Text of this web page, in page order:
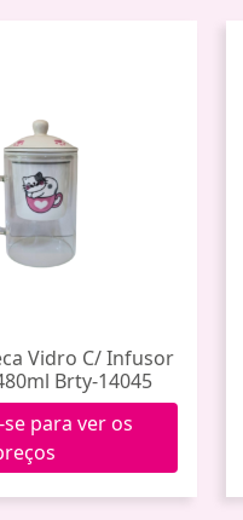
Vidro C/ Infusor
Brty-14045
para ver os